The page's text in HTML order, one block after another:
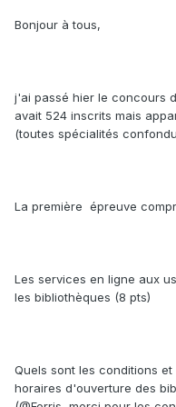
Bonjour à tous,
j'ai passé hier le concours
avait 524 inscrits mais
(toutes spécialités
La première épreuve
Les services en ligne aux
les bibliothèques (8 pts)
Quels sont les conditions
horaires d'ouverture des